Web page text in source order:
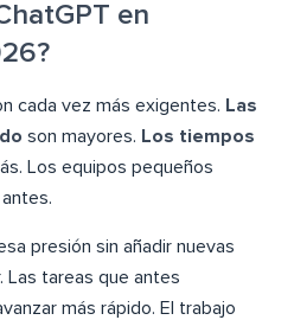
en
cada vez más exigentes. Las
son mayores. Los tiempos
Los equipos pequeños
presión sin añadir nuevas
Las tareas que antes
más rápido. El trabajo